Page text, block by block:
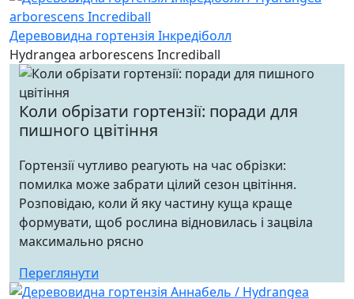
Деревовидна гортензія Інкредіболл
Hydrangea arborescens Incrediball
Коли обрізати гортензії: поради для
пишного цвітіння
Гортензії чутливо реагують на час обрізки:
помилка може забрати цілий сезон цвітіння.
Розповідаю, коли й яку частину куща краще
формувати, щоб рослина відновилась і зацвіла
максимально рясно
Переглянути